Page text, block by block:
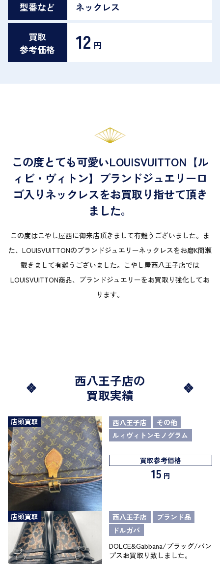
型番など ネックレス
買取
参考価格
12 円
この度とても可愛いLOUISVUITTON【ル
ィビ・ヴィトン】ブランドジュエリーロ
ゴ入りネックレスをお買取り指せて頂き
ました。
この度はこやし屋西に御来店頂きまして有難うございました。ま
た、LOUISVUITTONのブランドジュエリーネックレスをお磨K間瀬
戴きまして有難うございました。こやし屋西八王子店では
LOUISVUITTON商品、ブランドジュエリーをお買取り強化してお
ります。
西八王子店の
買取実績
店頭買取 西八王子店
その他
ルィヴィトンモノグラム
買取参考価格
15 円
店頭買取 西八王子店
ブランド品
ドルガバ
DOLCE&Gabbana/ブラッグ/パン
プスお買取り致しました。